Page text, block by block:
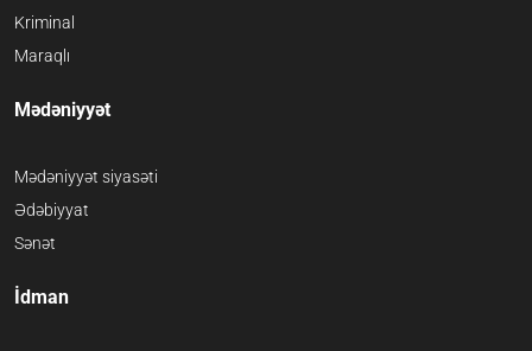
Kriminal
Maraqlı
Mədəniyyət
Mədəniyyət siyasəti
Ədəbiyyat
Sənət
İdman